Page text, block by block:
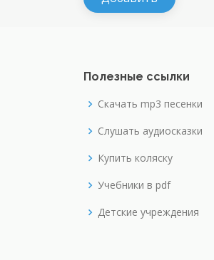
Полезные ссылки
Скачать mp3 песенки
Слушать аудиосказки
Купить коляску
Учебники в pdf
Детские учреждения